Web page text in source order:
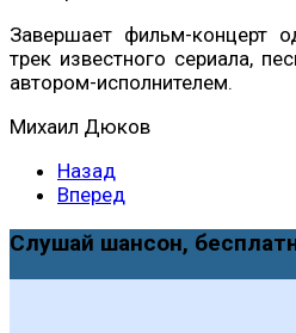
Завершает фильм-концерт
трек известного сериала,
автором-исполнителем.
Михаил Дюков
Назад
Вперед
Слушай шансон,